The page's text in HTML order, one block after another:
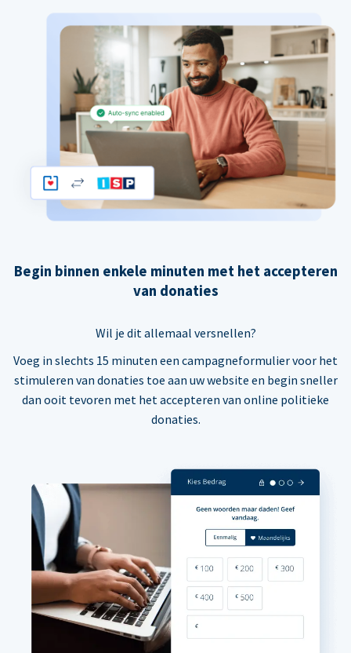
Begin binnen enkele minuten met het accepteren
van donaties
Wil je dit allemaal versnellen?
Voeg in slechts 15 minuten een campagneformulier voor het
stimuleren van donaties toe aan uw website en begin sneller
dan ooit tevoren met het accepteren van online politieke
donaties.